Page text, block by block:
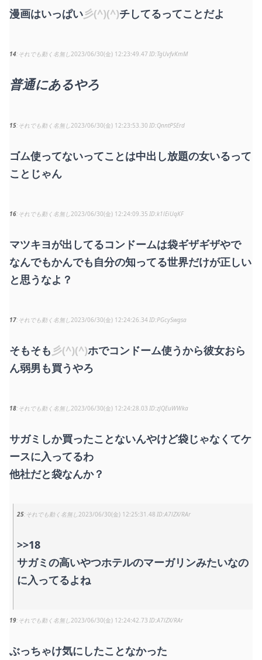
漫画はいっぱい彡(^)(^)チしてるってことだよ
14 それでも動く名無し2023/06/30(金) 12:23:49.47 TgUvfvKmM
普通にあるやろ
15 それでも動く名無し2023/06/30(金) 12:23:53.30 QnntPSErd
ゴム使ってないってことは中出し放題の女いるって
ことじゃん
16 それでも動く名無し2023/06/30(金) 12:24:09.35 k1lEiUqKF
マツキヨが出してるコンドームは袋ギザギザやで
なんでもかんでも自分の知ってる世界だけが正しい
と思うなよ？
17 それでも動く名無し2023/06/30(金) 12:24:26.34 PGcySwgsa
そもそも 彡(^)(^)ホでコンドーム使うから彼女おら
ん弱男も買うやろ
18 それでも動く名無し2023/06/30(金) 12:24:28.03 zJQEuWWka
サガミしか買ったことないんやけど袋じゃなくてケ
ースに入ってるわ
他社だと袋なんか？
25 それでも動く名無し2023/06/30(金) 12:25:31.48 A7lZX/RAr
>>18
サガミの高いやつホテルのマーガリンみたいなの
に入ってるよね
19 それでも動く名無し2023/06/30(金) 12:24:42.73 A7lZX/RAr
ぶっちゃけ気にしたことなかった